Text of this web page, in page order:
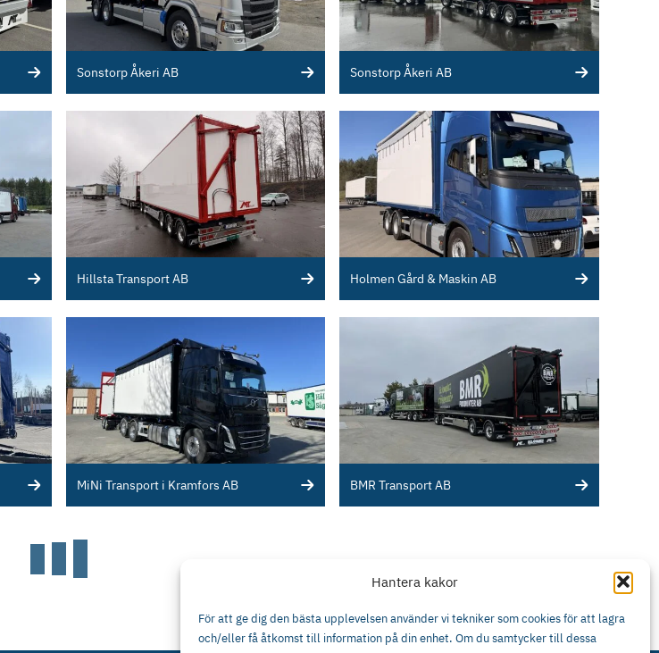
Hantera kakor
För att ge dig den bästa upplevelsen använder vi tekniker som cookies för att lagra
och/eller få åtkomst till information på din enhet. Om du samtycker till dessa
Sonstorp Åkeri AB Sonstorp Åkeri AB
Hillsta Transport AB Holmen Gård & Maskin AB
MiNi Transport i Kramfors AB BMR Transport AB